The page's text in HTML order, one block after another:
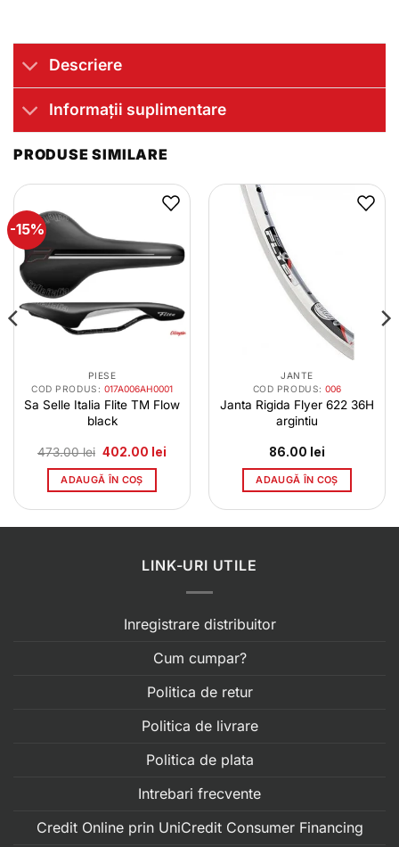
Descriere
Informații suplimentare
PRODUSE SIMILARE
-15%
PIESE
COD PRODUS: 017A006AH0001
Sa Selle Italia Flite TM Flow
black
473.00lei Prețul
a
fost:
402.00 lei
ADAUGĂ ÎN COȘ
JANTE
COD PRODUS:006
Janta Rigida Flyer 622 36H
argintiu
86.00 lei
ADAUGĂ ÎN COȘ
LINK-URI UTILE
Inregistrare distribuitor
Cum cumpar?
Politica de retur
Politica de livrare
Politica de plata
Intrebari frecvente
Credit Online prin UniCredit Consumer Financing